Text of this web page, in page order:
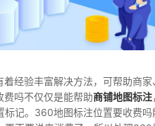
经验丰富解决方法，可帮助商家
吗不仅仅是能帮助商铺地图标注
标记。360地图标注位置要收费吗